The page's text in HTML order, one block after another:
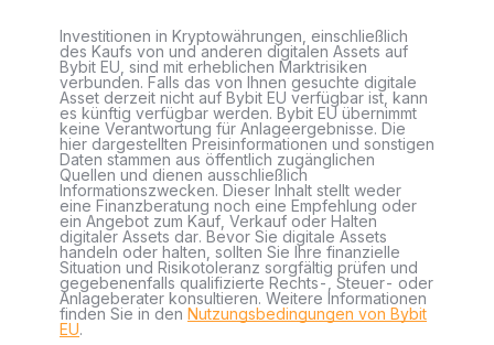
Investitionen in Kryptowährungen, einschließlich
des Kaufs von und anderen digitalen Assets auf
Bybit EU, sind mit erheblichen Marktrisiken
verbunden. Falls das von Ihnen gesuchte digitale
Asset derzeit nicht auf Bybit EU verfügbar ist, kann
es künftig verfügbar werden. Bybit EU übernimmt
keine Verantwortung für Anlageergebnisse. Die
hier dargestellten Preisinformationen und sonstigen
Daten stammen aus öffentlich zugänglichen
Quellen und dienen ausschließlich
Informationszwecken. Dieser Inhalt stellt weder
eine Finanzberatung noch eine Empfehlung oder
ein Angebot zum Kauf, Verkauf oder Halten
digitaler Assets dar. Bevor Sie digitale Assets
handeln oder halten, sollten Sie Ihre finanzielle
Situation und Risikotoleranz sorgfältig prüfen und
gegebenenfalls qualifizierte Rechts-, Steuer- oder
Anlageberater konsultieren. Weitere Informationen
finden Sie in den Nutzungsbedingungen von Bybit
EU.